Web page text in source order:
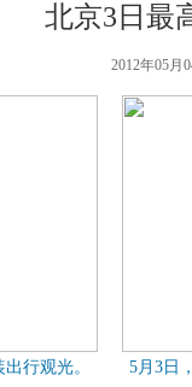
北京3日最
2012年05月
行观光。
5月3日